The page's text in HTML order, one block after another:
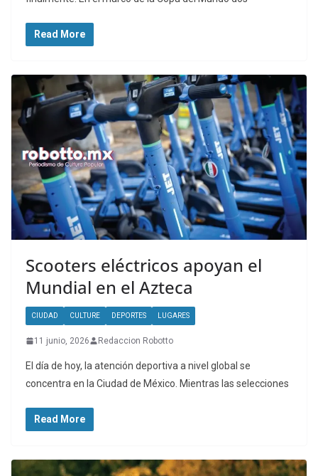
Read More
Scooters eléctricos apoyan el
Mundial en el Azteca
CIUDAD CULTURE DEPORTES LUGARES
11 junio, 2026 Redaccion Robotto
El día de hoy, la atención deportiva a nivel global se
concentra en la Ciudad de México. Mientras las selecciones
Read More